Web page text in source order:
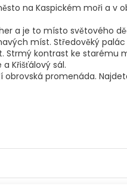
na Kaspickém moři a v
a je to místo světového
míst. Středověký
Strmý kontrast ke starému
Křišťálový sál.
promenáda.